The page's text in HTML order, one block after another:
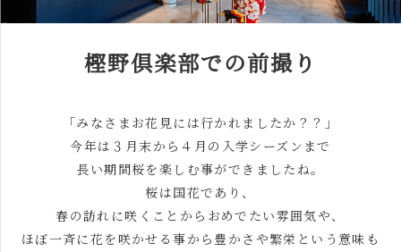
樫野倶楽部での前撮り
「みなさまお花見には行かれましたか？？」
今年は３月末から４月の入学シーズンまで
長い期間桜を楽しむ事ができましたね。
桜は国花であり、
春の訪れに咲くことからおめでたい雰囲気や、
ほぼ一斉に花を咲かせる事から豊かさや繁栄という意味も